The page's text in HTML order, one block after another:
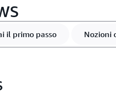
il primo passo Nozioni